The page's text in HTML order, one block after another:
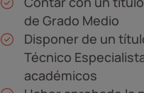
de Grado Medio
Disponer de un
Técnico
académicos